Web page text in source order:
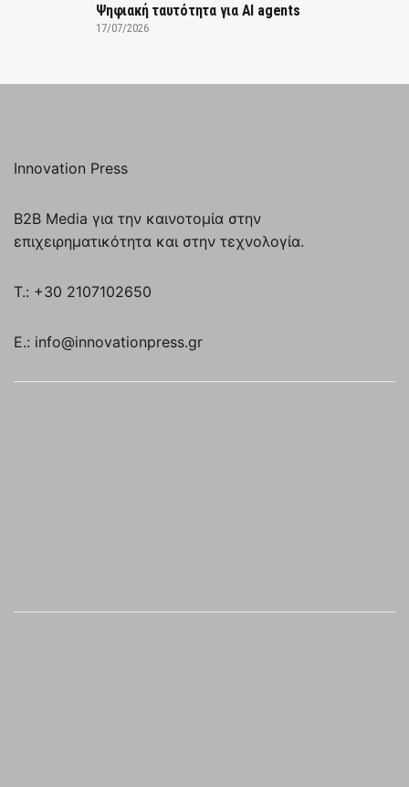
Ψηφιακή ταυτότητα για AI agents
17/07/2026
Innovation Press
B2B Media για την καινοτομία στην
επιχειρηματικότητα και στην τεχνολογία.
T.: +30 2107102650
E.: info@innovationpress.gr